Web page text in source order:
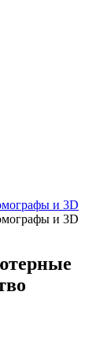
и 3D
и 3D